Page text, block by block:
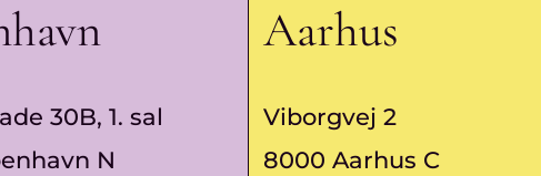
30B, 1. sal
N
Aarhus
Viborgvej 2
8000 Aarhus C